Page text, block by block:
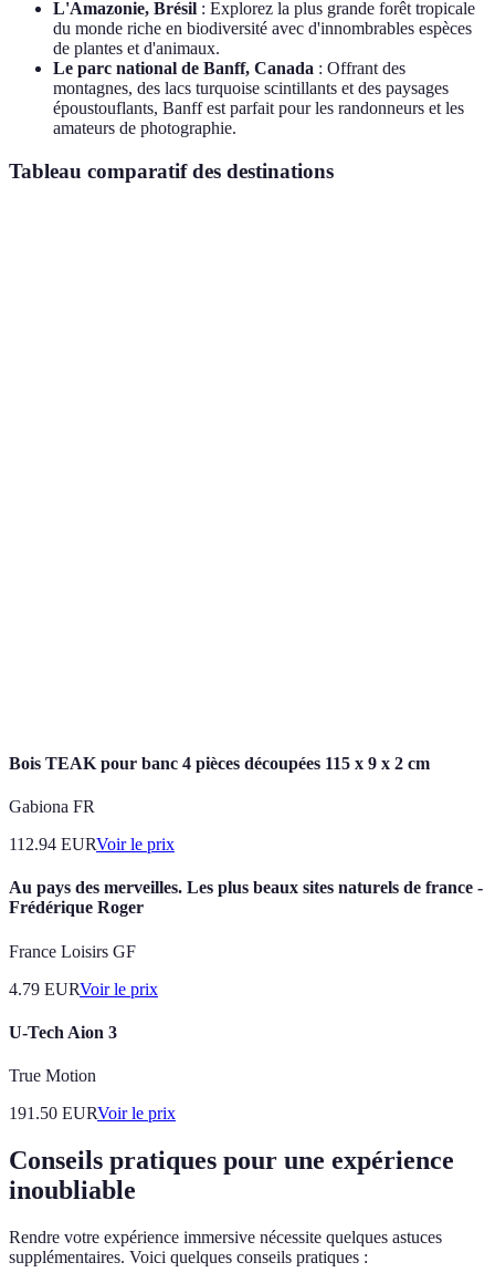
L'Amazonie, Brésil : Explorez la plus grande forêt tropicale
du monde riche en biodiversité avec d'innombrables espèces
de plantes et d'animaux.
Le parc national de Banff, Canada : Offrant des
montagnes, des lacs turquoise scintillants et des paysages
époustouflants, Banff est parfait pour les randonneurs et les
amateurs de photographie.
Tableau comparatif des destinations
Bois TEAK pour banc 4 pièces découpées 115 x 9 x 2 cm
Gabiona FR
112.94 EURVoir le prix
Au pays des merveilles. Les plus beaux sites naturels de france -
Frédérique Roger
France Loisirs GF
4.79 EURVoir le prix
U-Tech Aion 3
True Motion
191.50 EURVoir le prix
Conseils pratiques pour une expérience
inoubliable
Rendre votre expérience immersive nécessite quelques astuces
supplémentaires. Voici quelques conseils pratiques :